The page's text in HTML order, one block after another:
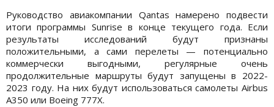
Руководство авиакомпании Qantas намерено подвести
итоги программы Sunrise в конце текущего года. Если
результаты исследований будут признаны
положительными, а сами перелеты — потенциально
коммерчески выгодными, регулярные очень
продолжительные маршруты будут запущены в 2022-
2023 году. На них будут использоваться самолеты Airbus
A350 или Boeing 777X.